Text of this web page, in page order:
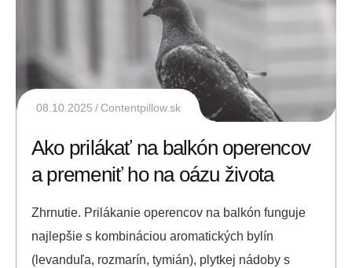
08.10.2025 Contentpillow.sk
Ako prilákať na balkón operencov
a premeniť ho na oázu života
Zhrnutie. Prilákanie operencov na balkón funguje
najlepšie s kombináciou aromatických bylín
(levanduľa, rozmarín, tymián), plytkej nádoby s